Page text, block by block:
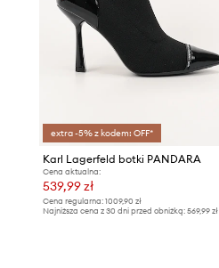
extra -5% z kodem: OFF*
Karl Lagerfeld botki PANDARA
Cena aktualna:
539,99 zł
Cena regularna: 1009,90 zł
Najniższa cena z 30 dni przed obniżką: 569,99 zł